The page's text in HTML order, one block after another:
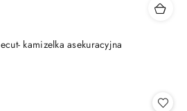
kamizelka asekuracyjna